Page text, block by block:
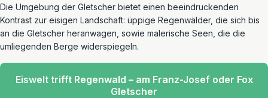
Die Umgebung der Gletscher bietet einen beeindruckenden
Kontrast zur eisigen Landschaft: üppige Regenwälder, die sich bis
an die Gletscher heranwagen, sowie malerische Seen, die die
umliegenden Berge widerspiegeln.
Eiswelt trifft Regenwald – am Franz-Josef oder Fox
Gletscher